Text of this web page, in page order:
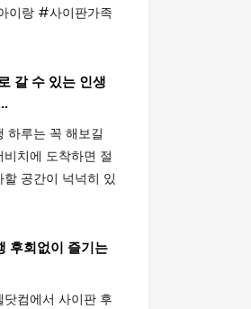
이랑 #사이판가족
갈 수 있는 인생
하루는 꼭 해보길
비치에 도착하면 절
공간이 넉넉히 있
후회없이 즐기는
컴에서 사이판 후